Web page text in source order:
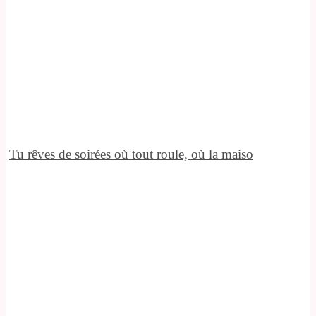
Tu rêves de soirées où tout roule, où la maiso